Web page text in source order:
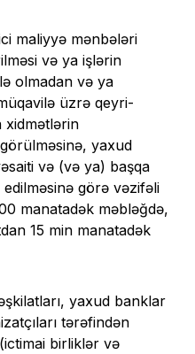
maliyyə mənbələri
və ya işlərin
olmadan və ya
üzrə qeyri-
xidmətlərin
yaxud
və (və ya) başqa
görə vəzifəli
manatadək məbləğdə,
15 min manatadək
yaxud banklar
tərəfindən
birliklər və